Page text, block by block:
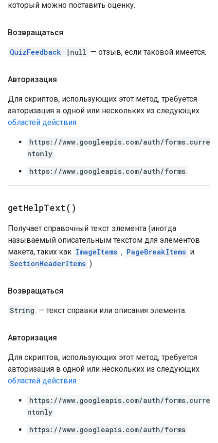
который можно поставить оценку.
Возвращаться
QuizFeedback |null — отзыв, если таковой имеется.
Авторизация
Для скриптов, использующих этот метод, требуется
авторизация в одной или нескольких из следующих
областей действия :
https://www.googleapis.com/auth/forms.curre
ntonly
https://www.googleapis.com/auth/forms
getHelpText( )
Получает справочный текст элемента (иногда
называемый описательным текстом для элементов
макета, таких как ImageItems , PageBreakItems и
SectionHeaderItems ).
Возвращаться
String — текст справки или описания элемента.
Авторизация
Для скриптов, использующих этот метод, требуется
авторизация в одной или нескольких из следующих
областей действия :
https://www.googleapis.com/auth/forms.curre
ntonly
https://www.googleapis.com/auth/forms